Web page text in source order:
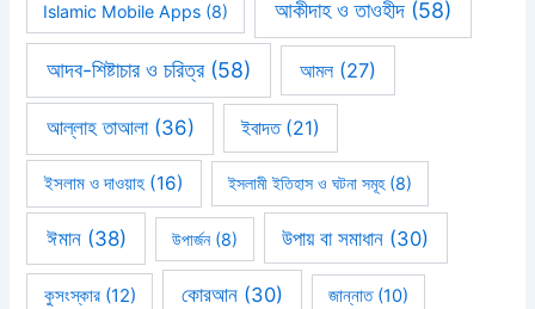
Islamic Mobile Apps (8) আকীদাহ ও তাওহীদ(58)
আদব-শিষ্টাচার ও চরিত্র(58) আমল(27)
আল্লাহ তাআলা(36) ইবাদত(21)
ইসলাম ও দাওয়াহ (16) ইসলামী ইতিহাস ও ঘটনা সমূহ(8)
ঈমান(38) উপার্জন(8) উপায় বা সমাধান (30)
কুসংস্কার(12) কোরআন (30) জান্নাত(10)